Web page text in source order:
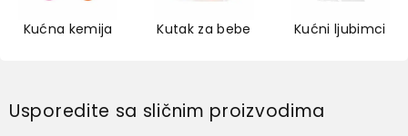
Kućna kemija Kutak za bebe Kućni ljubimci
Usporedite sa sličnim proizvodima